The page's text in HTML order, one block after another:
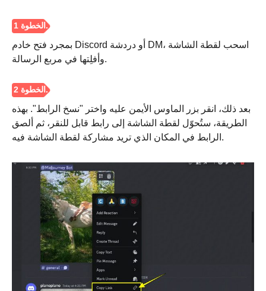
بمجرد فتح خادم Discord أو دردشة DM، اسحب لقطة الشاشة
وأفلِتها في مربع الرسالة.
بعد ذلك، انقر بزر الماوس الأيمن عليه واختر "نسخ الرابط". بهذه
الطريقة، ستُحوّل لقطة الشاشة إلى رابط قابل للنقر، ثم ألصق
الرابط في المكان الذي تريد مشاركة لقطة الشاشة فيه.